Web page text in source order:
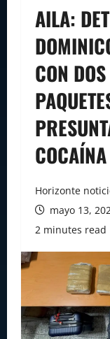
AILA:
CON DOS
COCAÍNA
Horizonte
mayo 13,
2 minutes read